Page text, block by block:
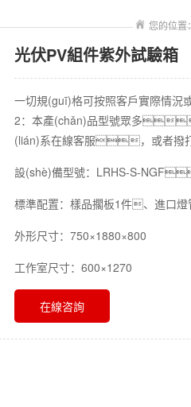
您的位置
光伏PV組件紫外試驗箱
一切規(guī)格可按照客戶實際情
2：本產(chǎn)品型號眾多
(lián)系在線客服，或者撥打
設(shè)備型號：LRHS-S-
標準配置：樣品擱板1件、進口燈
外形尺寸：750×1880×800
工作室尺寸：600×1270
在線咨詢